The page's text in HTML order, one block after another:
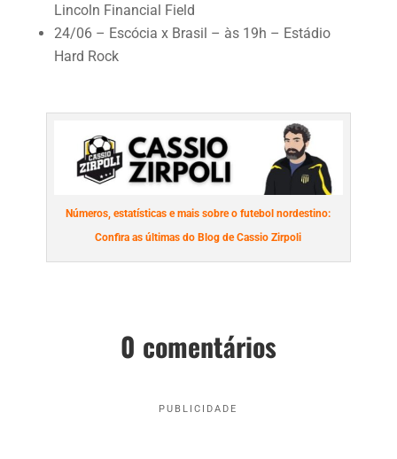
Lincoln Financial Field
24/06 – Escócia x Brasil – às 19h – Estádio
Hard Rock
Números, estatísticas e mais sobre o futebol nordestino:
Confira as últimas do Blog de Cassio Zirpoli
0 comentários
PUBLICIDADE